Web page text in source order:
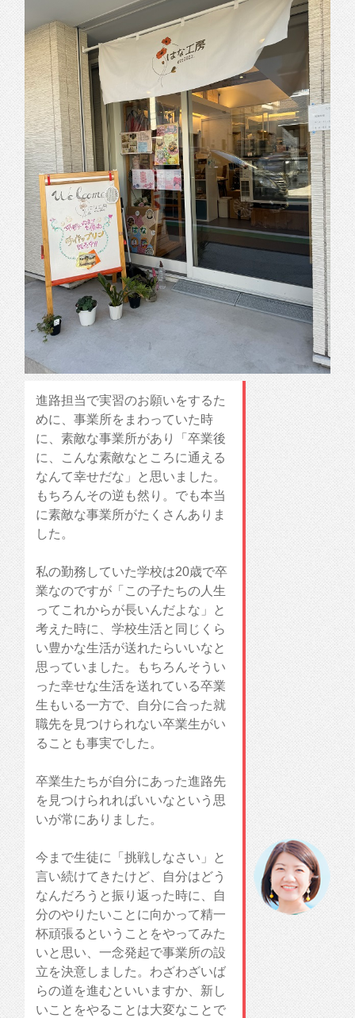
進路担当で実習のお願いをするた
めに、事業所をまわっていた時
に、素敵な事業所があり「卒業後
に、こんな素敵なところに通える
なんて幸せだな」と思いました。
もちろんその逆も然り。でも本当
に素敵な事業所がたくさんありま
した。
私の勤務していた学校は20歳で卒
業なのですが「この子たちの人生
ってこれからが長いんだよな」と
考えた時に、学校生活と同じくら
い豊かな生活が送れたらいいなと
思っていました。もちろんそうい
った幸せな生活を送れている卒業
生もいる一方で、自分に合った就
職先を見つけられない卒業生がい
ることも事実でした。
卒業生たちが自分にあった進路先
を見つけられればいいなという思
いが常にありました。
今まで生徒に「挑戦しなさい」と
言い続けてきたけど、自分はどう
なんだろうと振り返った時に、自
分のやりたいことに向かって精一
杯頑張るということをやってみた
いと思い、一念発起で事業所の設
立を決意しました。わざわざいば
らの道を進むといいますか、新し
いことをやることは大変なことで